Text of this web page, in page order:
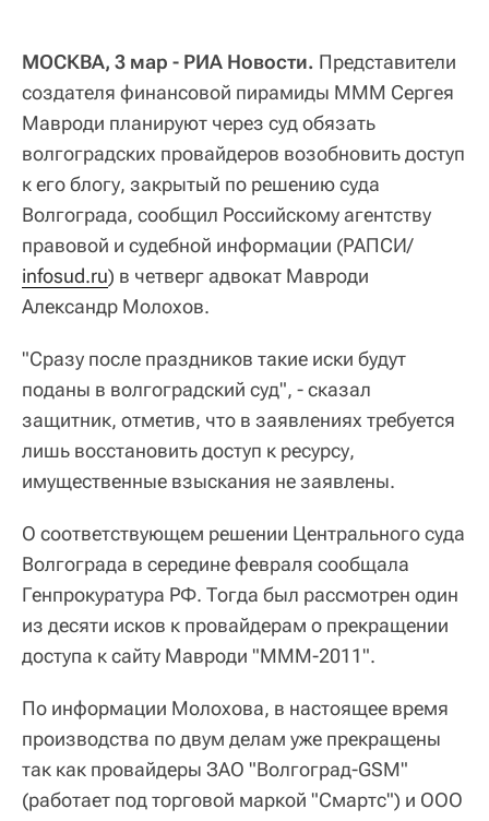
МОСКВА, 3 мар - РИА Новости. Представители
создателя финансовой пирамиды МММ Сергея
Мавроди планируют через суд обязать
волгоградских провайдеров возобновить доступ
к его блогу, закрытый по решению суда
Волгограда, сообщил Российскому агентству
правовой и судебной информации (РАПСИ/
infosud.ru) в четверг адвокат Мавроди
Александр Молохов.
"Сразу после праздников такие иски будут
поданы в волгоградский суд", - сказал
защитник, отметив, что в заявлениях требуется
лишь восстановить доступ к ресурсу,
имущественные взыскания не заявлены.
О соответствующем решении Центрального суда
Волгограда в середине февраля сообщала
Генпрокуратура РФ. Тогда был рассмотрен один
из десяти исков к провайдерам о прекращении
доступа к сайту Мавроди "МММ-2011".
По информации Молохова, в настоящее время
производства по двум делам уже прекращены
так как провайдеры ЗАО "Волгоград-GSM"
(работает под торговой маркой "Смартс") и ООО